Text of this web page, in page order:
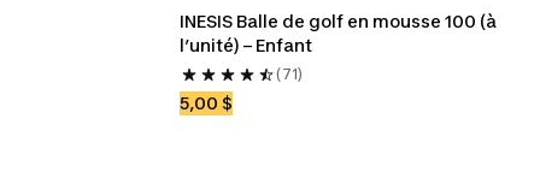
INESIS Balle de golf en mousse 100 (à
l’unité) – Enfant
(71)
5,00 $